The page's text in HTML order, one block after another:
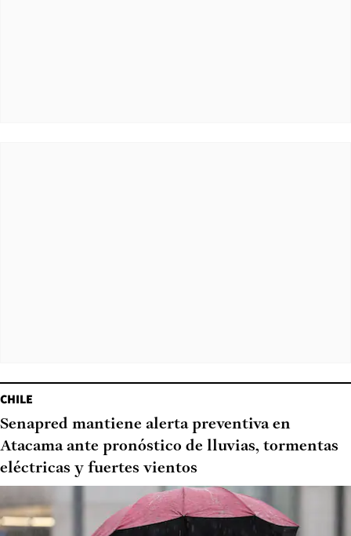
CHILE
Senapred mantiene alerta preventiva en
Atacama ante pronóstico de lluvias, tormentas
eléctricas y fuertes vientos